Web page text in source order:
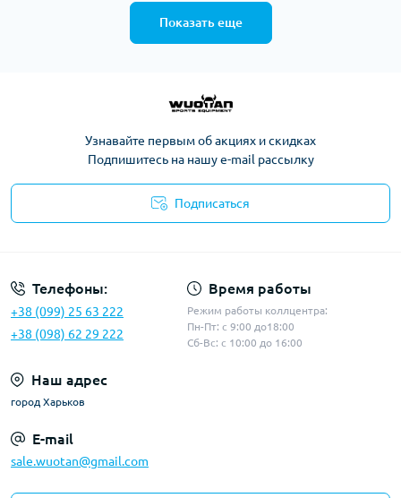
Показать еще
Узнавайте первым об акциях и скидках
Подпишитесь на нашу e-mail рассылку
Подписаться
Телефоны:
+38 (099) 25 63 222
+38 (098) 62 29 222
Время работы
Режим работы коллцентра:
Пн-Пт: с 9:00 до18:00
Сб-Вс: с 10:00 до 16:00
Наш адрес
город Харьков
E-mail
sale.wuotan@gmail.com